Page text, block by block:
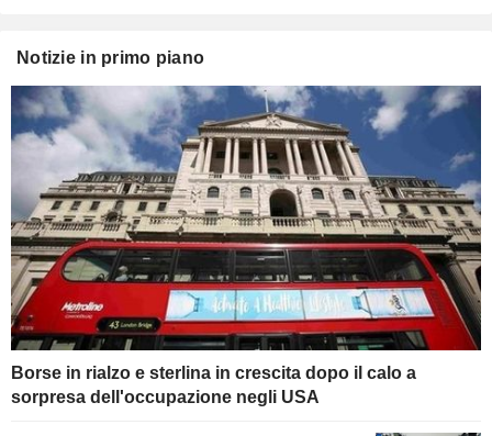
Notizie in primo piano
Borse in rialzo e sterlina in crescita dopo il calo a
sorpresa dell'occupazione negli USA